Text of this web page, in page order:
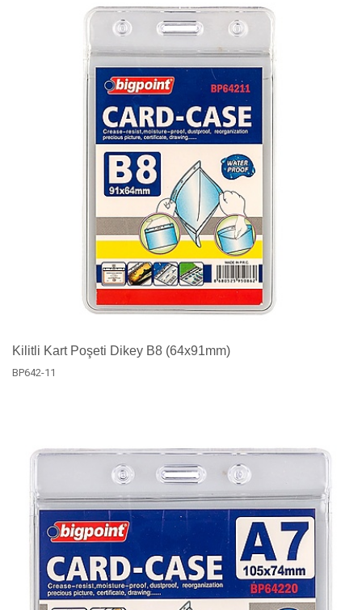
Kilitli Kart Poşeti Dikey B8 (64x91mm)
BP642-11